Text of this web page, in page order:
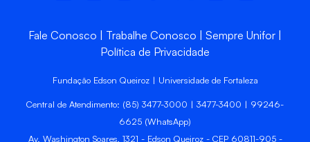
Fale Conosco Trabalhe Conosco
Sempre Unifor
Política de Privacidade
Fundação Edson Queiroz | Universidade de Fortaleza
Central de Atendimento: (85) 3477-3000 | 3477-3400 | 99246-
6625 (WhatsApp)
Av. Washington Soares, 1321 - Edson Queiroz - CEP 60811-905 -